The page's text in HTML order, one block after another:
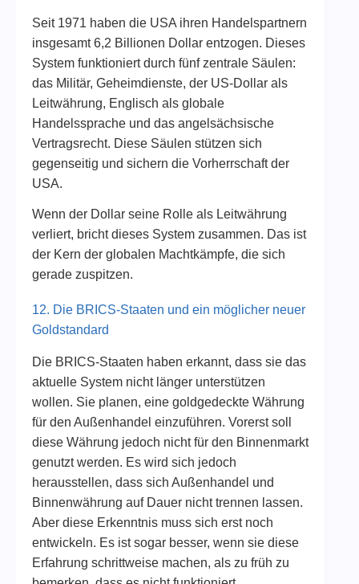
Seit 1971 haben die USA ihren Handelspartnern
insgesamt 6,2 Billionen Dollar entzogen. Dieses
System funktioniert durch fünf zentrale Säulen:
das Militär, Geheimdienste, der US-Dollar als
Leitwährung, Englisch als globale
Handelssprache und das angelsächsische
Vertragsrecht. Diese Säulen stützen sich
gegenseitig und sichern die Vorherrschaft der
USA.
Wenn der Dollar seine Rolle als Leitwährung
verliert, bricht dieses System zusammen. Das ist
der Kern der globalen Machtkämpfe, die sich
gerade zuspitzen.
12. Die BRICS-Staaten und ein möglicher neuer
Goldstandard
Die BRICS-Staaten haben erkannt, dass sie das
aktuelle System nicht länger unterstützen
wollen. Sie planen, eine goldgedeckte Währung
für den Außenhandel einzuführen. Vorerst soll
diese Währung jedoch nicht für den Binnenmarkt
genutzt werden. Es wird sich jedoch
herausstellen, dass sich Außenhandel und
Binnenwährung auf Dauer nicht trennen lassen.
Aber diese Erkenntnis muss sich erst noch
entwickeln. Es ist sogar besser, wenn sie diese
Erfahrung schrittweise machen, als zu früh zu